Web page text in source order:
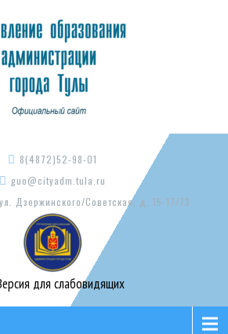
8(4872)52-98-01
guo@cityadm.tula.ru
Дзержинского/Советская, д. 15-17/73
для слабовидящих